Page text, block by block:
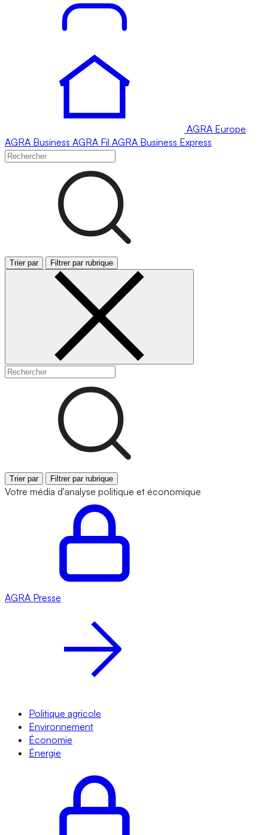
AGRA Europe
AGRA Business AGRA Fil AGRA Business Express
Trier par Filtrer par rubrique
Trier par Filtrer par rubrique
Votre média d'analyse politique et économique
AGRA Presse
Politique agricole
Environnement
Économie
Énergie